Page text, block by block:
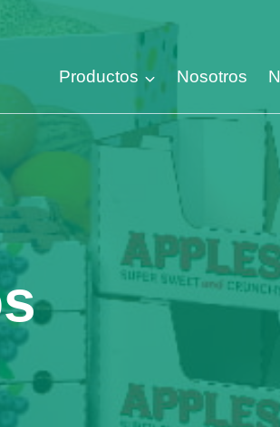
Productos Nosotros